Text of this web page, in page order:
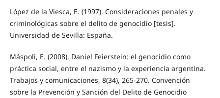
López de la Viesca, E. (1997). Consideraciones penales y
criminológicas sobre el delito de genocidio [tesis].
Universidad de Sevilla: España.
Máspoli, E. (2008). Daniel Feierstein: el genocidio como
práctica social, entre el nazismo y la experiencia argentina.
Trabajos y comunicaciones, 8(34), 265-270. Convención
sobre la Prevención y Sanción del Delito de Genocidio